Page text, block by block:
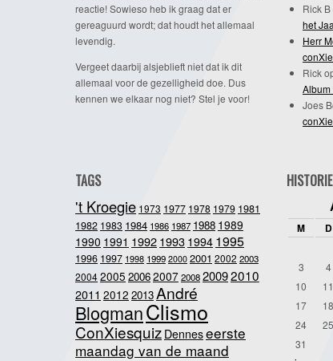
reactie! Sowieso heb ik graag dat er
gereaguurd wordt; dat houdt het allemaal
levendig.
Vergeet daarbij alsjeblieft niet dat ik dit
allemaal voor de gezelligheid doe. Dus
kennen we elkaar nog niet? Stel je voor!
Rick B
het
Herr
Rick
Album
Joes
TAGS
't Kroegie 1973 1977 1978 1979 1981
1982 1983 1984 1986 1987 1988 1989
1990 1991 19921993 1994 1995
1996 1997 1998 1999 2000 2001 2002 2003
20042005 20062007200820092010
2011 2012 2013André
BlogmanClismo
ConXiesquiz Denneseerste
maandag van de maand
HISTORIE
M D
3
4
10
11
17
18
24
25
31